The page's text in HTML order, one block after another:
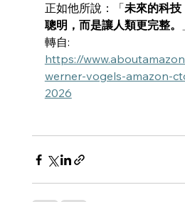
正如他所說：「未來的科技
聰明，而是讓人類更完整。
轉自:
https://
werner-vogels-amazon-
2026